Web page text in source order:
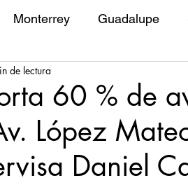
Monterrey Guadalupe
San Pedro Garza Garcia
Clima Principal Salud
60 % de
López
Daniel
de lectura